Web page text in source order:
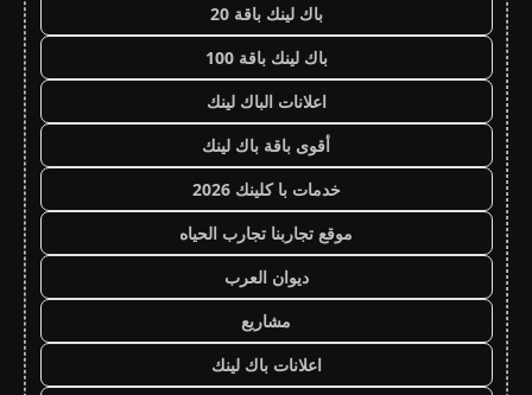
باك لينك باقة 20
باك لينك باقة 100
اعلانات الباك لينك
أقوى باقة باك لينك
خدمات با كلينك 2026
موقع تجاربنا تجارب الحياه
ديوان العرب
مشاريع
اعلانات باك لينك